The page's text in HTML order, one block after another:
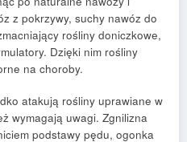
z pokrzywy, suchy nawóz do
rośliny doniczkowe,
Dzięki nim rośliny
na choroby.
atakują rośliny uprawiane w
wymagają uwagi. Zgnilizna
podstawy pędu, ogonka